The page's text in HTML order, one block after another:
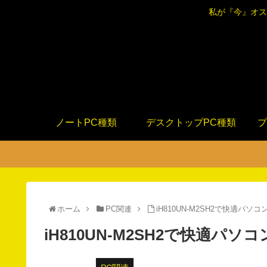
私が『今』オ
ノートPC種類 デスクトップPC種類
ホーム PC関連 iH810UN-M2SH2で快適パソコ
iH810UN-M2SH2で快適パソコ